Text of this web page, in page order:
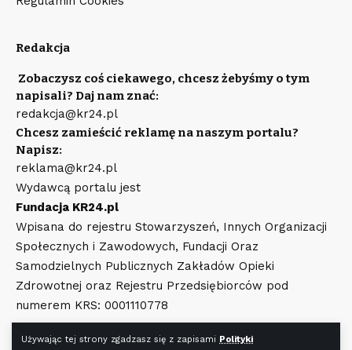
Używając tej strony zgadzasz się z zapisami Polityki
Redakcja
Zobaczysz coś ciekawego, chcesz żebyśmy o tym
napisali? Daj nam znać:
redakcja@kr24.pl
Chcesz zamieścić reklamę na naszym portalu?
Napisz:
reklama@kr24.pl
Wydawcą portalu jest
Fundacja KR24.pl
Wpisana do rejestru Stowarzyszeń, Innych Organizacji
Społecznych i Zawodowych, Fundacji Oraz
Samodzielnych Publicznych Zakładów Opieki
Zdrowotnej oraz Rejestru Przedsiębiorców pod
numerem KRS: 0001110778